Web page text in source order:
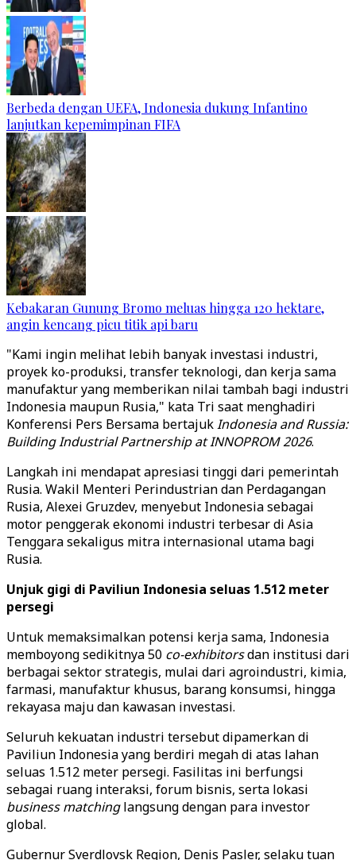
Berbeda dengan UEFA, Indonesia dukung Infantino
lanjutkan kepemimpinan FIFA
Kebakaran Gunung Bromo meluas hingga 120 hektare,
angin kencang picu titik api baru
"Kami ingin melihat lebih banyak investasi industri,
proyek ko-produksi, transfer teknologi, dan kerja sama
manufaktur yang memberikan nilai tambah bagi industri
Indonesia maupun Rusia," kata Tri saat menghadiri
Konferensi Pers Bersama bertajukIndonesia and Russia:
Building Industrial Partnership at INNOPROM 2026.
Langkah ini mendapat apresiasi tinggi dari pemerintah
Rusia. Wakil Menteri Perindustrian dan Perdagangan
Rusia, Alexei Gruzdev, menyebut Indonesia sebagai
motor penggerak ekonomi industri terbesar di Asia
Tenggara sekaligus mitra internasional utama bagi
Rusia.
Unjuk gigi di Paviliun Indonesia seluas 1.512 meter
persegi
Untuk memaksimalkan potensi kerja sama, Indonesia
memboyong sedikitnya 50 co-exhibitorsdan institusi dari
berbagai sektor strategis, mulai dari agroindustri, kimia,
farmasi, manufaktur khusus, barang konsumsi, hingga
rekayasa maju dan kawasan investasi.
Seluruh kekuatan industri tersebut dipamerkan di
Paviliun Indonesia yang berdiri megah di atas lahan
seluas 1.512 meter persegi. Fasilitas ini berfungsi
sebagai ruang interaksi, forum bisnis, serta lokasi
business matchinglangsung dengan para investor
global.
Gubernur Sverdlovsk Region, Denis Pasler, selaku tuan